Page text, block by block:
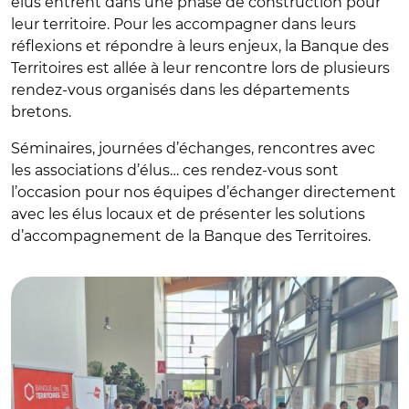
leur territoire. Pour les accompagner dans leurs
réflexions et répondre à leurs enjeux, la Banque des
Territoires est allée à leur rencontre lors de plusieurs
rendez-vous organisés dans les départements
bretons.
Séminaires, journées d’échanges, rencontres avec
les associations d’élus… ces rendez-vous sont
l’occasion pour nos équipes d’échanger directement
avec les élus locaux et de présenter les solutions
d’accompagnement de la Banque des Territoires.